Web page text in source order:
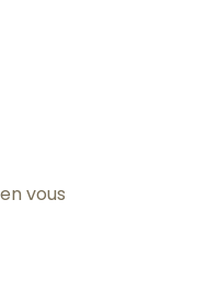
vous